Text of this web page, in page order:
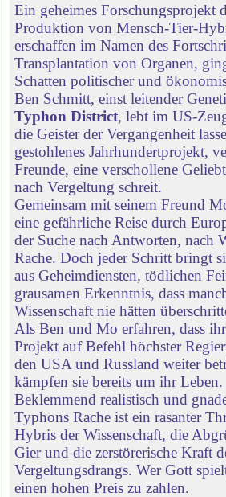
Ein geheimes Forschungsprojekt
Produktion von Mensch-Tier-
erschaffen im Namen des
Transplantation von Organen,
Schatten politischer und
Ben Schmitt, einst leitender
Typhon District, lebt im US-
die Geister der Vergangenheit
gestohlenes Jahrhundertprojekt,
Freunde, eine verschollene
nach Vergeltung schreit.
Gemeinsam mit seinem Freund
eine gefährliche Reise durch
der Suche nach Antworten, nach
Rache. Doch jeder Schritt bringt
aus Geheimdiensten, tödlichen
grausamen Erkenntnis, dass
Wissenschaft nie hätten
Als Ben und Mo erfahren, dass
Projekt auf Befehl höchster
den USA und Russland weiter
kämpfen sie bereits um ihr Leben.
Beklemmend realistisch und
Typhons Rache ist ein rasanter
Hybris der Wissenschaft, die
Gier und die zerstörerische Kraft
Vergeltungsdrangs. Wer Gott
einen hohen Preis zu zahlen.